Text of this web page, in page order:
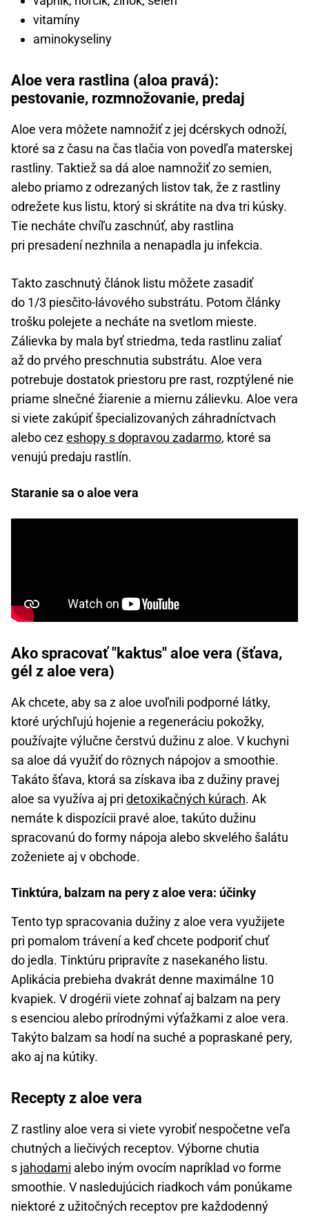
vitamíny
aminokyseliny
Aloe vera rastlina (aloa pravá):
pestovanie, rozmnožovanie, predaj
Aloe vera môžete namnožiť z jej dcérskych odnoží,
ktoré sa z času na čas tlačia von povedľa materskej
rastliny. Taktiež sa dá aloe namnožiť zo semien,
alebo priamo z odrezaných listov tak, že z rastliny
odrežete kus listu, ktorý si skrátite na dva tri kúsky.
Tie necháte chvíľu zaschnúť, aby rastlina
pri presadení nezhnila a nenapadla ju infekcia.
Takto zaschnutý článok listu môžete zasadiť
do 1/3 piesčito-lávového substrátu. Potom články
trošku polejete a necháte na svetlom mieste.
Zálievka by mala byť striedma, teda rastlinu zaliať
až do prvého preschnutia substrátu. Aloe vera
potrebuje dostatok priestoru pre rast, rozptýlené nie
priame slnečné žiarenie a miernu zálievku. Aloe vera
si viete zakúpiť špecializovaných záhradníctvach
alebo cezeshopy s dopravou zadarmo, ktoré sa
venujú predaju rastlín.
Staranie sa o aloe vera
Ako spracovať "kaktus" aloe vera (šťava,
gél z aloe vera)
Ak chcete, aby sa z aloe uvoľnili podporné látky,
ktoré urýchľujú hojenie a regeneráciu pokožky,
používajte výlučne čerstvú dužinu z aloe. V kuchyni
sa aloe dá využiť do rôznych nápojov a smoothie.
Takáto šťava, ktorá sa získava iba z dužiny pravej
aloe sa využíva aj pri detoxikačných kúrach. Ak
nemáte k dispozícii pravé aloe, takúto dužinu
spracovanú do formy nápoja alebo skvelého šalátu
zoženiete aj v obchode.
Tinktúra, balzam na pery z aloe vera: účinky
Tento typ spracovania dužiny z aloe vera využijete
pri pomalom trávení a keď chcete podporiť chuť
do jedla. Tinktúru pripravíte z nasekaného listu.
Aplikácia prebieha dvakrát denne maximálne 10
kvapiek. V drogérii viete zohnať aj balzam na pery
s esenciou alebo prírodnými výťažkami z aloe vera.
Takýto balzam sa hodí na suché a popraskané pery,
ako aj na kútiky.
Recepty z aloe vera
Z rastliny aloe vera si viete vyrobiť nespočetne veľa
chutných a liečivých receptov. Výborne chutia
s jahodami alebo iným ovocím napríklad vo forme
smoothie. V nasledujúcich riadkoch vám ponúkame
niektoré z užitočných receptov pre každodenný